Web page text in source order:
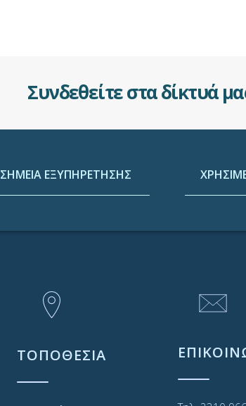
Συνδεθείτε στα δίκτυά
ΣΗΜΕΙΑ ΕΞΥΠΗΡΕΤΗΣΗΣ
ΤΟΠΟΘΕΣΙΑ